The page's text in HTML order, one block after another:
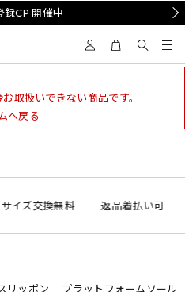
録CP 開催中
取扱いできない商品です。
へ戻る
サイズ交換無料 返品着払い可
リッポン プラットフォームソール